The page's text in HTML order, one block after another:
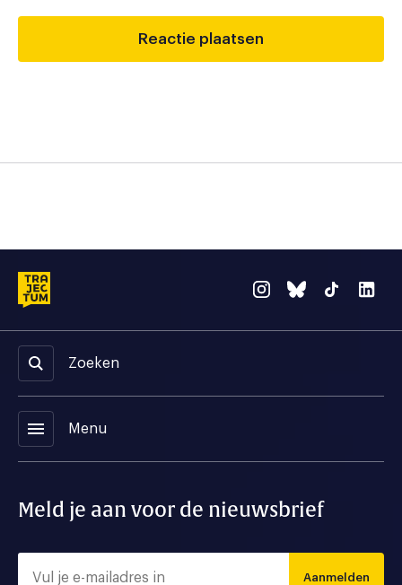
Zoeken
menu Menu
Meld je aan voor de nieuwsbrief
Aanmelden